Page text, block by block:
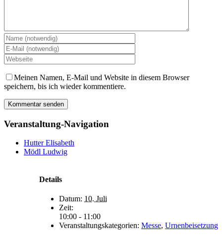
Meinen Namen, E-Mail und Website in diesem Browser
speichern, bis ich wieder kommentiere.
Veranstaltung-Navigation
Hutter Elisabeth
Mödl Ludwig
Details
Datum: 10. Juli
Zeit:
10:00 - 11:00
Veranstaltungskategorien: Messe, Urnenbeisetzung